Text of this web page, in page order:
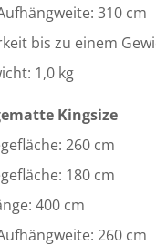
310 cm
bis zu einem
1,0 kg
Kingsize
260 cm
180 cm
400 cm
260 cm